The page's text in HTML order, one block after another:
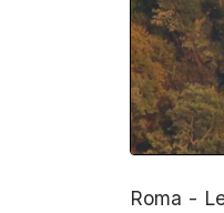
Roma -